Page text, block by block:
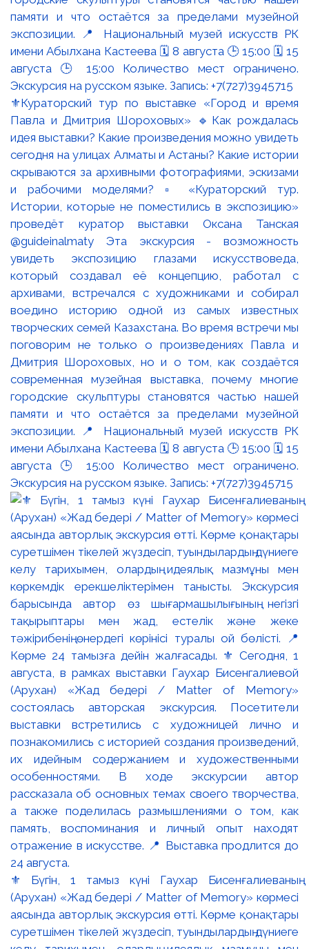
⚜️Кураторский тур по выставке «Город и время
Павла и Дмитрия Шороховых» 🔹Как рождалась
идея выставки? Какие произведения можно увидеть
сегодня на улицах Алматы и Астаны? Какие истории
скрываются за архивными фотографиями, эскизами
и рабочими моделями? ▫️ «Кураторский тур.
Истории, которые не поместились в экспозицию»
проведёт куратор выставки Оксана Танская
@guideinalmaty Эта экскурсия - возможность
увидеть экспозицию глазами искусствоведа,
который создавал её концепцию, работал с
архивами, встречался с художниками и собирал
воедино историю одной из самых известных
творческих семей Казахстана. Во время встречи мы
поговорим не только о произведениях Павла и
Дмитрия Шороховых, но и о том, как создаётся
современная музейная выставка, почему многие
городские скульптуры становятся частью нашей
памяти и что остаётся за пределами музейной
экспозиции. 📍 Национальный музей искусств РК
имени Абылхана Кастеева 🗓 8 августа 🕒 15:00 🗓 15
августа 🕒 15:00 Количество мест ограничено.
Экскурсия на русском языке. Запись: +7(727)3945715
⚜️ Бүгін, 1 тамыз күні Гаухар Бисенғалиеваның
(Арухан) «Жад бедері / Matter of Memory» көрмесі
аясында авторлық экскурсия өтті. Көрме қонақтары
суретшімен тікелей жүздесіп, туындылардың дүниеге